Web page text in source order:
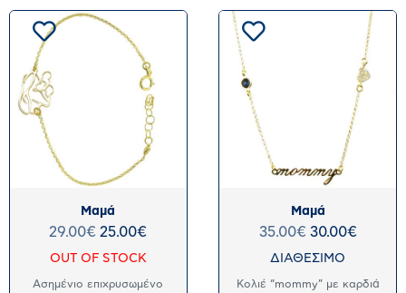
Μαμά
29.00€ 25.00€
OUT OF STOCK
Ασημένιο επιχρυσωμένο
Μαμά
35.00€ 30.00€
ΔΙΑΘΕΣΙΜΟ
Κολιέ “mommy” με καρδιά